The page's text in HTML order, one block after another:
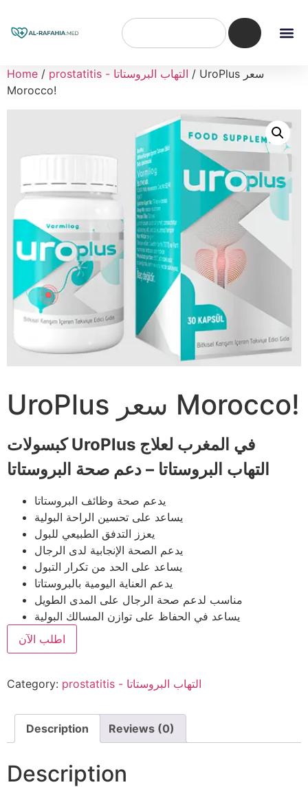
Home / prostatitis - التهاب البروستاتا / UroPlus سعر
Morocco!
UroPlus سعر Morocco!
كبسولات UroPlus في المغرب لعلاج
التهاب البروستاتا – دعم صحة البروستاتا
يدعم صحة وظائف البروستاتا
يساعد على تحسين الراحة البولية
يعزز التدفق الطبيعي للبول
يدعم الصحة الإنجابية لدى الرجال
يساعد على الحد من تكرار التبول
يدعم العناية اليومية بالبروستاتا
مناسب لدعم صحة الرجال على المدى الطويل
يساعد في الحفاظ على توازن المسالك البولية
اطلب الآن
Category: prostatitis - التهاب البروستاتا
Description Reviews (0)
Description